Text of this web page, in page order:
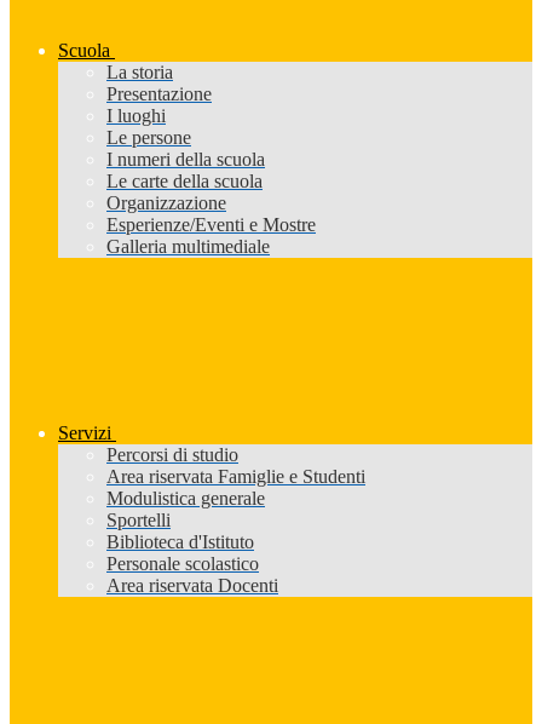
Scuola
La storia
Presentazione
I luoghi
Le persone
I numeri della scuola
Le carte della scuola
Organizzazione
Esperienze/Eventi e Mostre
Galleria multimediale
Servizi
Percorsi di studio
Area riservata Famiglie e Studenti
Modulistica generale
Sportelli
Biblioteca d'Istituto
Personale scolastico
Area riservata Docenti